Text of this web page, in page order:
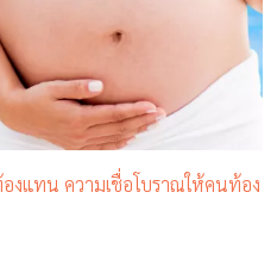
งแทน ความเชื่อโบราณให้คนท้อง